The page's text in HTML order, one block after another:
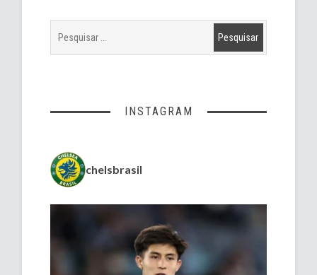
INSTAGRAM
chelsbrasil